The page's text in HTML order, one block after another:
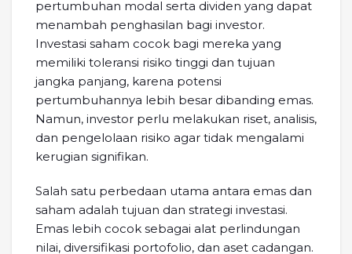
pertumbuhan modal serta dividen yang dapat
menambah penghasilan bagi investor.
Investasi saham cocok bagi mereka yang
memiliki toleransi risiko tinggi dan tujuan
jangka panjang, karena potensi
pertumbuhannya lebih besar dibanding emas.
Namun, investor perlu melakukan riset, analisis,
dan pengelolaan risiko agar tidak mengalami
kerugian signifikan.
Salah satu perbedaan utama antara emas dan
saham adalah tujuan dan strategi investasi.
Emas lebih cocok sebagai alat perlindungan
nilai, diversifikasi portofolio, dan aset cadangan.